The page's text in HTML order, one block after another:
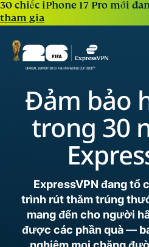
30 chiếc iPhone 17 Pro mới
tham gia
Đảm bảo
trong 30
ExpressVPN đang
trình rút thăm trúng
mang đến cho người
được các phần quà —